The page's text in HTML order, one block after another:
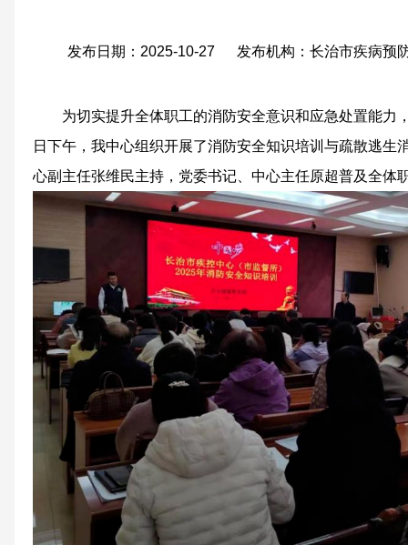
发布日期：2025-10-27 发布机构：长治市疾病预
为切实提升全体职工的消防安全意识和应急处置能力
日下午，我中心组织开展了消防安全知识培训与疏散逃生
心副主任张维民主持，党委书记、中心主任原超普及全体